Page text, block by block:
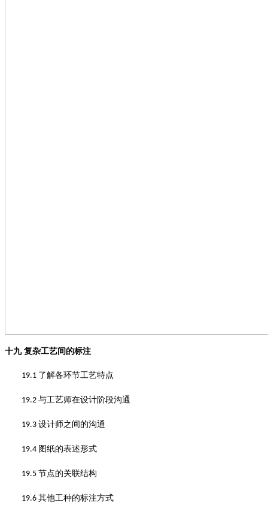
十九复杂工艺间的标注
19.1 了解各环节工艺特点
19.2 与工艺师在设计阶段沟通
19.3 设计师之间的沟通
19.4 图纸的表述形式
19.5 节点的关联结构
19.6 其他工种的标注方式